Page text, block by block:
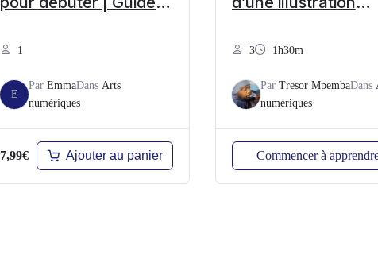
1
E
Par EmmaDans Arts
numériques
7,99€ Ajouter au panier
3 1h30m
Par Tresor MpembaDans
numériques
Commencer à